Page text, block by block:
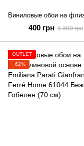
400 грн 1 300 грн
OUTLET
−62%